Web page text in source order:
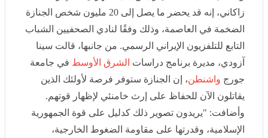
إنه قد يحضر ما يصل إلى 20 مليون شخص الجنازة الضخمة
في العاصمة، وذلك وفقًا لنادي الصحفيين الشباب التابع
للتلفزيون الإيراني الرسمي. من جانبها، قالت سينا آزودي،
مديرة برنامج دراسات
الشرق الأوسط
في جامعة جورج
، إن الجنازة ستوفر فرصة لأولئك الذين يقاتلون الآن
للحفاظ على إرث خامنئي لإظهار قوتهم. وأضافت: "يريدون
تصوير ذلك كدليل على قوة الجمهورية الإسلامية، وقدرتها
على مقاومة الضغوط الخارجية، وصمودها. وسيبذلون